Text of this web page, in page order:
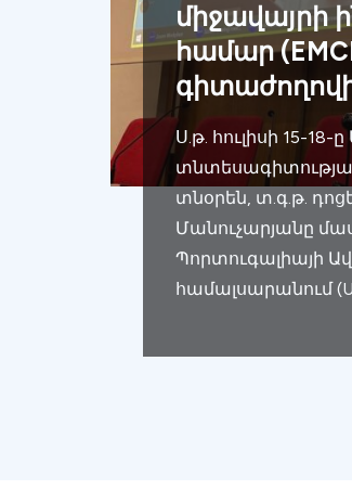
միջավայրի
համար
Ս.թ. հուլիսի 15-
տնօրեն, տ.գ.թ.
Մանուչարյանը
Պորտուգալիայի
համալսարանում